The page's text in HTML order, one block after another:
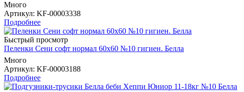
Много
Артикул: KF-00003338
Подробнее
Быстрый просмотр
Пеленки Сени софт нормал 60х60 №10 гигиен. Белла
Много
Артикул: KF-00003188
Подробнее